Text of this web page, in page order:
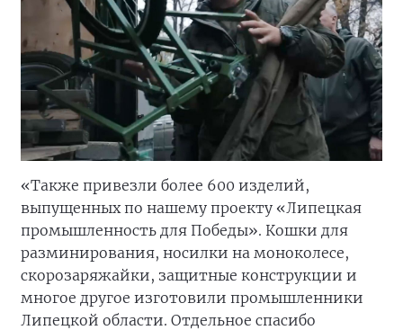
«Также привезли более 600 изделий,
выпущенных по нашему проекту «Липецкая
промышленность для Победы». Кошки для
разминирования, носилки на моноколесе,
скорозаряжайки, защитные конструкции и
многое другое изготовили промышленники
Липецкой области. Отдельное спасибо